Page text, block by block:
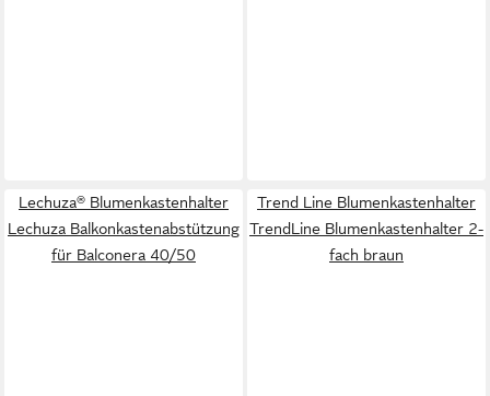
Lechuza® Blumenkastenhalter
Lechuza Balkonkastenabstützung
für Balconera 40/50
Trend Line Blumenkastenhalter
TrendLine Blumenkastenhalter 2-
fach braun